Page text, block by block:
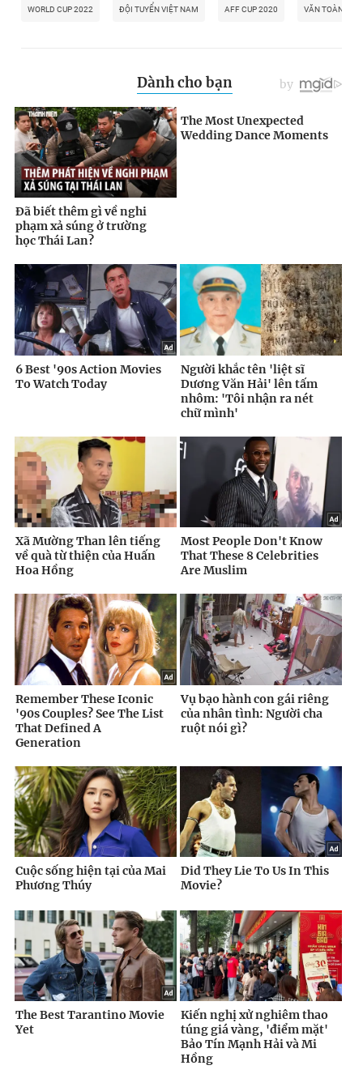
WORLD CUP 2022 ĐỘI TUYỂN VIỆT NAM AFF CUP 2020 VĂN TOÀN